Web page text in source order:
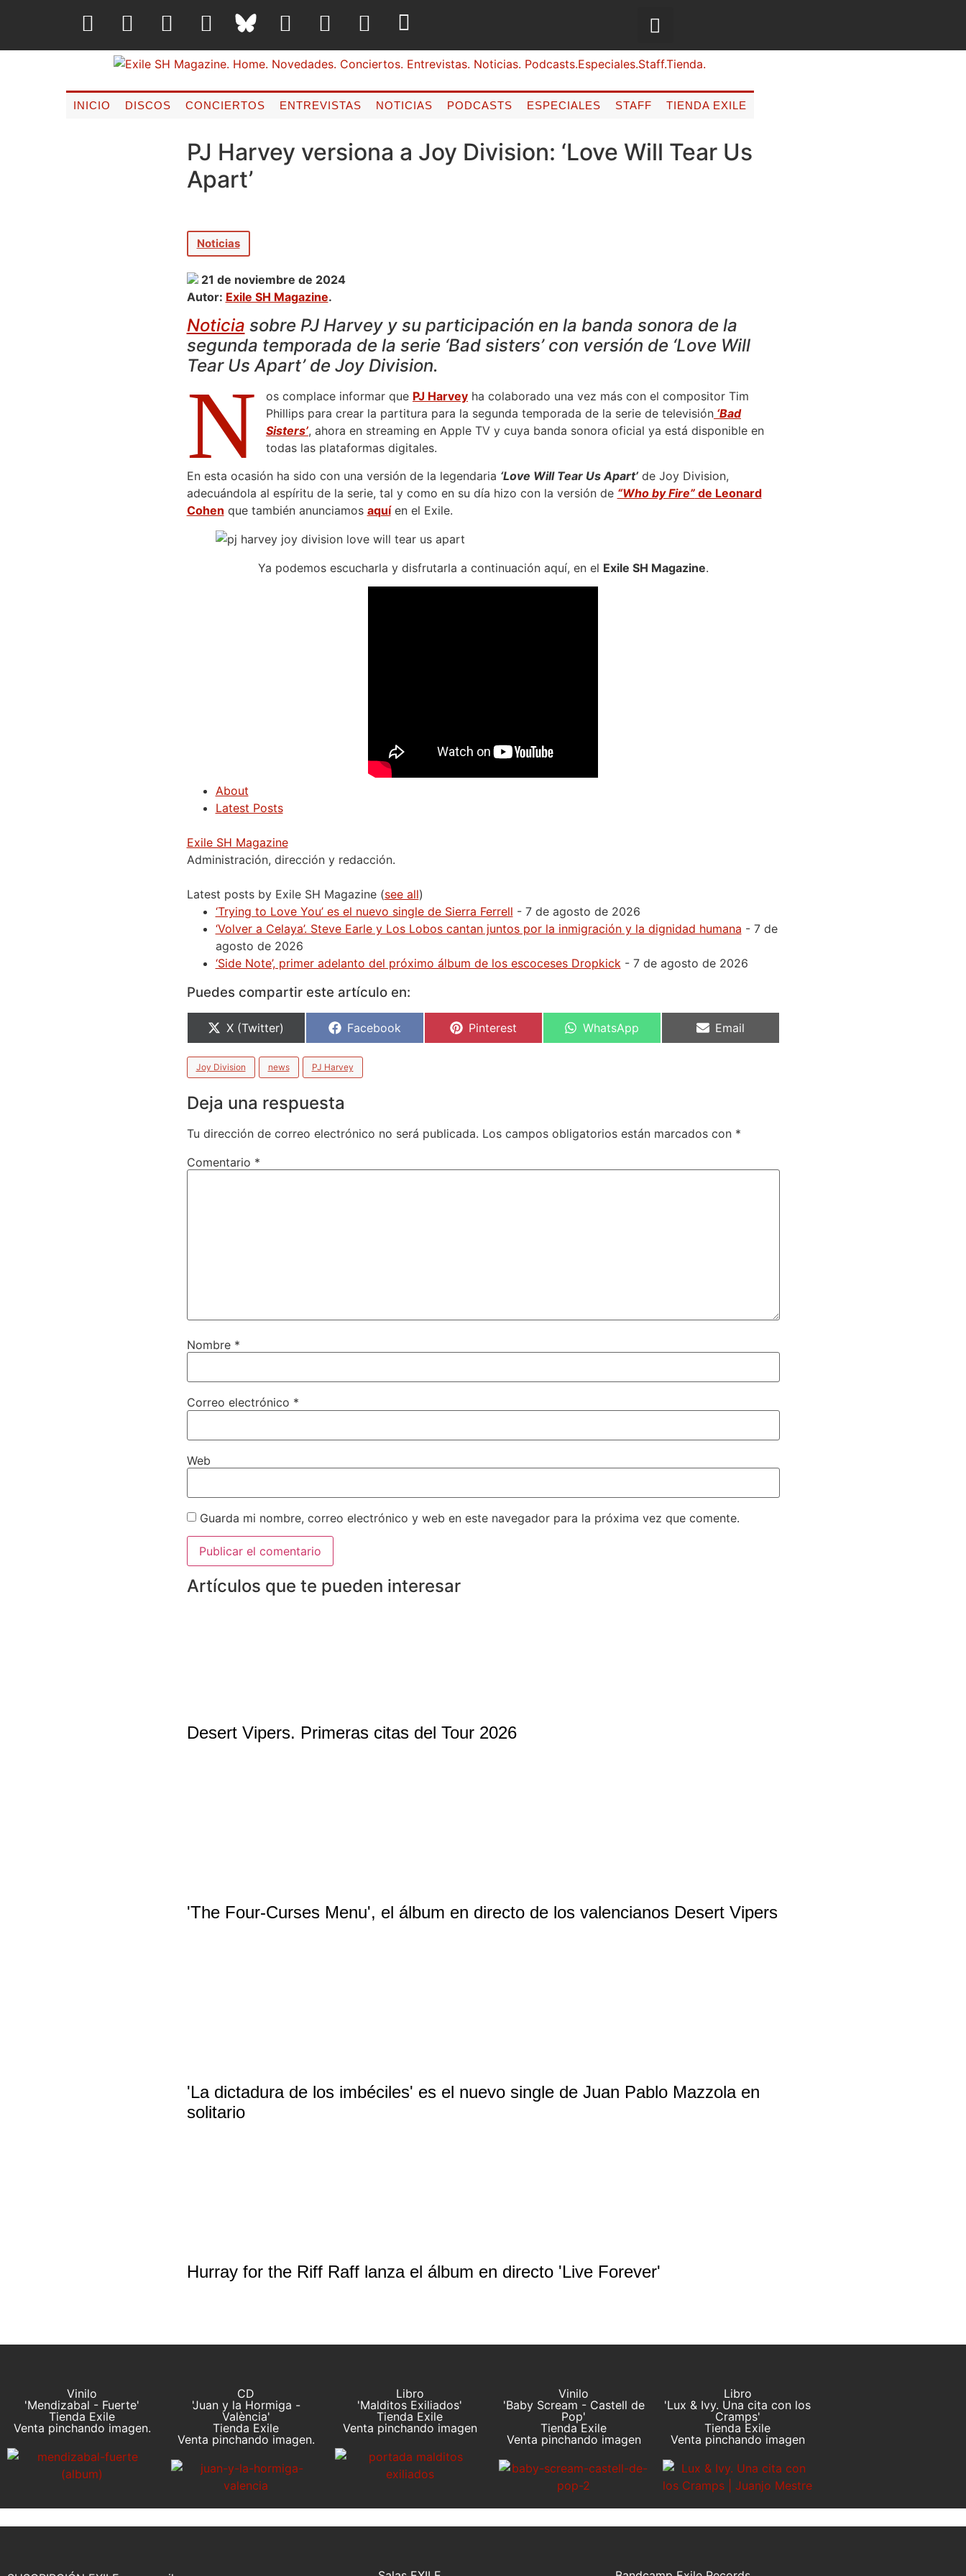
INICIO DISCOS CONCIERTOS ENTREVISTAS NOTICIAS PODCASTS ESPECIALES STAFF TIENDA EXILE
PJ Harvey versiona a Joy Division: ‘Love Will Tear Us
Apart’
Noticias
21 de noviembre de 2024
Autor: Exile SH Magazine.
Noticia sobre PJ Harvey y su participación en la banda sonora de la
segunda temporada de la serie ‘Bad sisters’ con versión de ‘Love Will
Tear Us Apart’ de Joy Division.
N os complace informar que PJ Harveyha colaborado una vez más con el compositor Tim
Phillips para crear la partitura para la segunda temporada de la serie de televisión‘Bad
Sisters’, ahora en streaming en Apple TV y cuya banda sonora oficial ya está disponible en
todas las plataformas digitales.
En esta ocasión ha sido con una versión de la legendaria ‘Love Will Tear Us Apart’de Joy Division,
adecuándola al espíritu de la serie, tal y como en su día hizo con la versión de “Who by Fire”de Leonard
Cohen que también anunciamos aquíen el Exile.
Ya podemos escucharla y disfrutarla a continuación aquí, en el Exile SH Magazine.
About
Latest Posts
Exile SH Magazine
Administración, dirección y redacción.
Latest posts by Exile SH Magazine (see all)
‘Trying to Love You’ es el nuevo single de Sierra Ferrell - 7 de agosto de 2026
‘Volver a Celaya’. Steve Earle y Los Lobos cantan juntos por la inmigración y la dignidad humana - 7 de
agosto de 2026
‘Side Note’, primer adelanto del próximo álbum de los escoceses Dropkick- 7 de agosto de 2026
Puedes compartir este artículo en:
X (Twitter) Facebook Pinterest WhatsApp Email
Joy Division news PJ Harvey
Deja una respuesta
Tu dirección de correo electrónico no será publicada. Los campos obligatorios están marcados con *
Comentario *
Nombre *
Correo electrónico *
Web
Guarda mi nombre, correo electrónico y web en este navegador para la próxima vez que comente.
Artículos que te pueden interesar
Desert Vipers. Primeras citas del Tour 2026
'The Four-Curses Menu', el álbum en directo de los valencianos Desert Vipers
'La dictadura de los imbéciles' es el nuevo single de Juan Pablo Mazzola en
solitario
Hurray for the Riff Raff lanza el álbum en directo 'Live Forever'
Vinilo
'Mendizabal - Fuerte'
Tienda Exile
Venta pinchando imagen.
CD
'Juan y la Hormiga -
València'
Tienda Exile
Venta pinchando imagen.
Libro
'Malditos Exiliados'
Tienda Exile
Venta pinchando imagen
Vinilo
'Baby Scream - Castell de
Pop'
Tienda Exile
Venta pinchando imagen
Libro
'Lux & Ivy. Una cita con los
Cramps'
Tienda Exile
Venta pinchando imagen